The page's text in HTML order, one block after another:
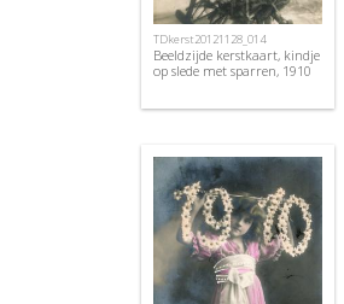
TDkerst20121128_014
Beeldzijde kerstkaart, kindje
op slede met sparren, 1910